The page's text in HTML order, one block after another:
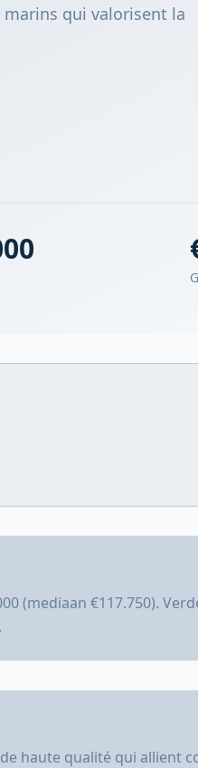
qui valorisent la
(mediaan €117.750).
haute qualité qui allient